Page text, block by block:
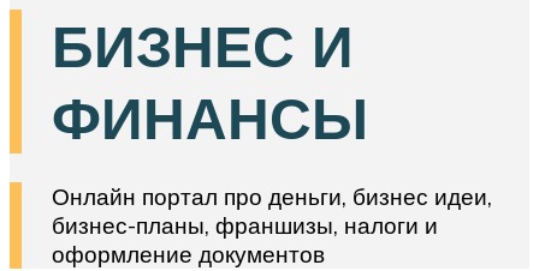
БИЗНЕС И
ФИНАНСЫ
Онлайн портал про деньги, бизнес идеи,
бизнес-планы, франшизы, налоги и
оформление документов